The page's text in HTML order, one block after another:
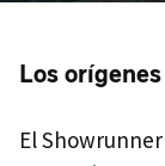
Los
El Showrunner